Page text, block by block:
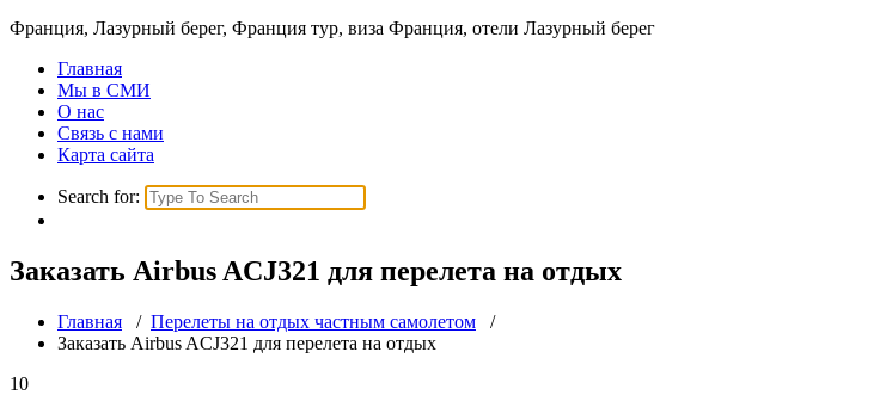
Франция, Лазурный берег, Франция тур, виза Франция, отели Лазурный берег
Главная
Мы в СМИ
О нас
Связь с нами
Карта сайта
Search for:
Заказать Airbus ACJ321 для перелета на отдых
Главная / Перелеты на отдых частным самолетом /
Заказать Airbus ACJ321 для перелета на отдых
10